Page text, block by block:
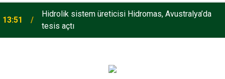
13:51
Hidrolik sistem üreticisi Hidromas, Avustralya’da
tesis açtı